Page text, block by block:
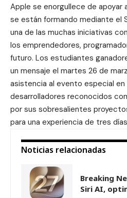
Apple se enorgullece de apoyar
se están formando mediante el
una de las muchas iniciativas
los emprendedores,
futuro. Los estudiantes
un mensaje el martes 26 de
asistencia al evento especial en
desarrolladores reconocidos
por sus sobresalientes
para una experiencia de tres
Noticias relacionadas
Breaking
Siri AI,